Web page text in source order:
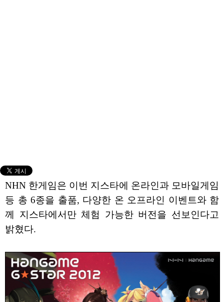
NHN 한게임은 이번 지스타에 온라인과 모바일게임
등 총 6종을 출품, 다양한 온 오프라인 이벤트와 함
께 지스타에서만 체험 가능한 버전을 선보인다고
밝혔다.